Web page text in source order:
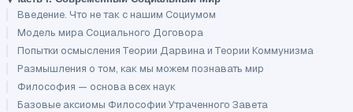
Введение. Что не так с нашим Социумом
Модель мира Социального Договора
Попытки осмысления Теории Дарвина и Теории Коммунизма
Размышления о том, как мы можем познавать мир
Философия — основа всех наук
Базовые аксиомы Философии Утраченного Завета